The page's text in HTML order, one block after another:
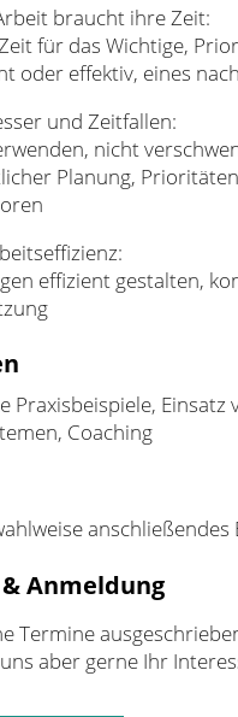
braucht ihre Zeit:
für das Wichtige,
oder effektiv, eines
und Zeitfallen:
nicht
Planung,
effizient gestalten,
Praxisbeispiele, Einsatz
Coaching
anschließendes
Anmeldung
Termine
aber gerne Ihr